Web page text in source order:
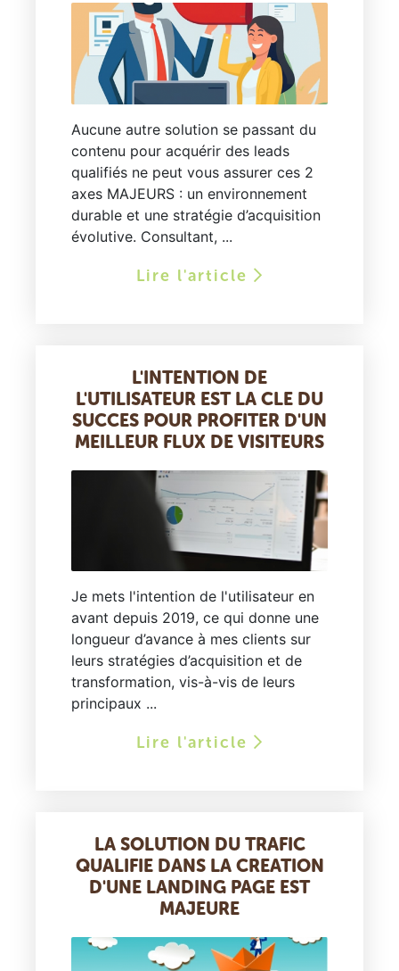
Aucune autre solution se passant du
contenu pour acquérir des leads
qualifiés ne peut vous assurer ces 2
axes MAJEURS : un environnement
durable et une stratégie d’acquisition
évolutive. Consultant, ...
Lire l'article
L'INTENTION DE
L'UTILISATEUR EST LA CLE DU
SUCCES POUR PROFITER D'UN
MEILLEUR FLUX DE VISITEURS
Je mets l'intention de l'utilisateur en
avant depuis 2019, ce qui donne une
longueur d’avance à mes clients sur
leurs stratégies d’acquisition et de
transformation, vis-à-vis de leurs
principaux ...
Lire l'article
LA SOLUTION DU TRAFIC
QUALIFIE DANS LA CREATION
D'UNE LANDING PAGE EST
MAJEURE